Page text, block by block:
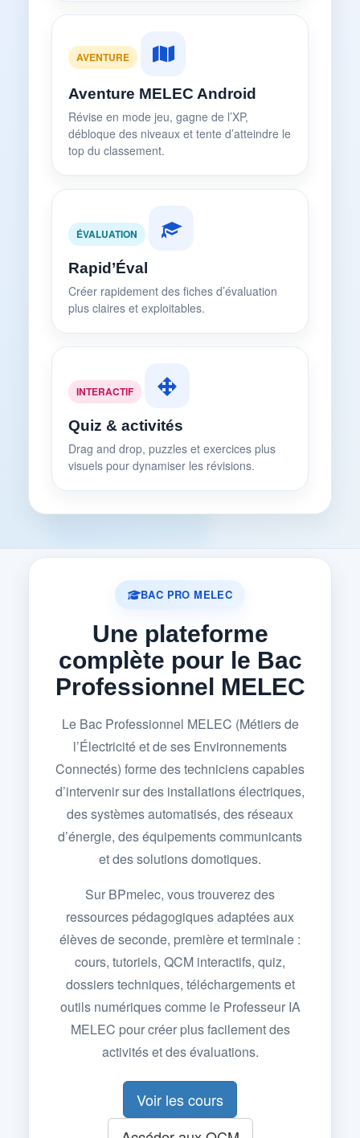
AVENTURE
Aventure MELEC Android
Révise en mode jeu, gagne de l’XP,
débloque des niveaux et tente d’atteindre le
top du classement.
ÉVALUATION
Rapid’Éval
Créer rapidement des fiches d’évaluation
plus claires et exploitables.
INTERACTIF
Quiz & activités
Drag and drop, puzzles et exercices plus
visuels pour dynamiser les révisions.
BAC PRO MELEC
Une plateforme
complète pour le Bac
Professionnel MELEC
Le Bac Professionnel MELEC (Métiers de
l’Électricité et de ses Environnements
Connectés) forme des techniciens capables
d’intervenir sur des installations électriques,
des systèmes automatisés, des réseaux
d’énergie, des équipements communicants
et des solutions domotiques.
Sur BPmelec, vous trouverez des
ressources pédagogiques adaptées aux
élèves de seconde, première et terminale :
cours, tutoriels, QCM interactifs, quiz,
dossiers techniques, téléchargements et
outils numériques comme le Professeur IA
MELEC pour créer plus facilement des
activités et des évaluations.
Voir les cours